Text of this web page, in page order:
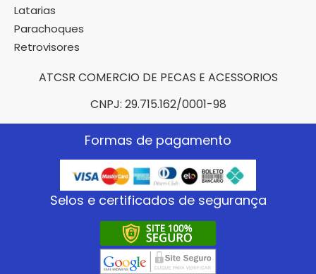
Latarias
Parachoques
Retrovisores
ATCSR COMERCIO DE PECAS E ACESSORIOS
CNPJ: 29.715.162/0001-98
Formas de pagamento
Selos e certificados de segurança